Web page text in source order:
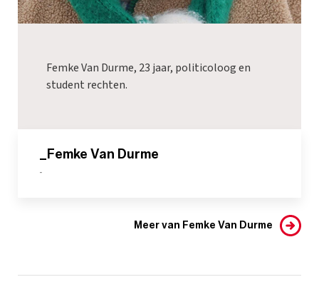
Femke Van Durme, 23 jaar, politicoloog en
student rechten.
_Femke Van Durme
-
Meer van Femke Van Durme